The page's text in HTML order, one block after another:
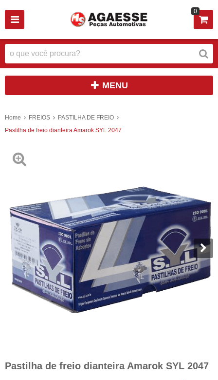
0
MENU
Home FREIOS
PASTILHA DE FREIO
Pastilha de freio dianteira Amarok SYL 2047
Pastilha de freio dianteira Amarok SYL 2047